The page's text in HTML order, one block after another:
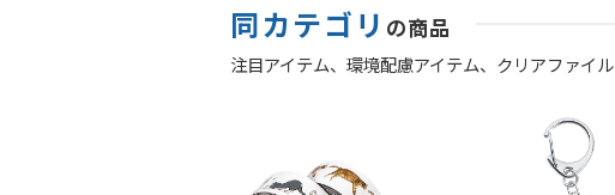
同カテゴリ の商品
注目アイテム、 環境配慮アイテム、 クリアファイル